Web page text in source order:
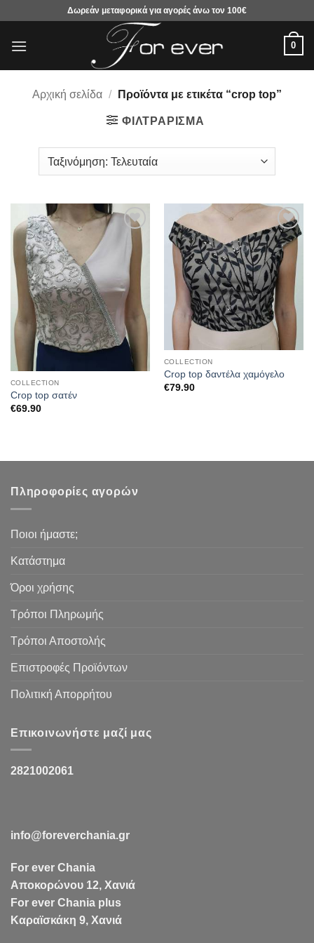
περιεχόμενο
Δωρεάν μεταφορικά για αγορές άνω τον 100€
0
Αρχική σελίδα / Προϊόντα με ετικέτα “crop top”
ΦΙΛΤΡΆΡΙΣΜΑ
Προσθήκη
αγαπημένα
COLLECTION
Crop top σατέν
€69.90
Προσθήκη
στα
αγαπημένα
COLLECTION
Crop top δαντέλα χαμόγελο
€79.90
Πληροφορίες αγορών
Ποιοι ήμαστε;
Κατάστημα
Όροι χρήσης
Τρόποι Πληρωμής
Τρόποι Αποστολής
Επιστροφές Προϊόντων
Πολιτική Απορρήτου
Επικοινωνήστε μαζί μας
2821002061
info@foreverchania.gr
For ever Chania
Αποκορώνου 12, Χανιά
For ever Chania plus
Καραϊσκάκη 9, Χανιά